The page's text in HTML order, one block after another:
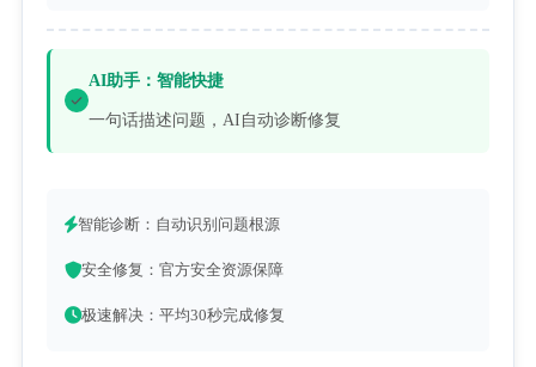
AI助手：智能快捷
一句话描述问题，AI自动诊断修复
智能诊断：自动识别问题根源
安全修复：官方安全资源保障
极速解决：平均30秒完成修复